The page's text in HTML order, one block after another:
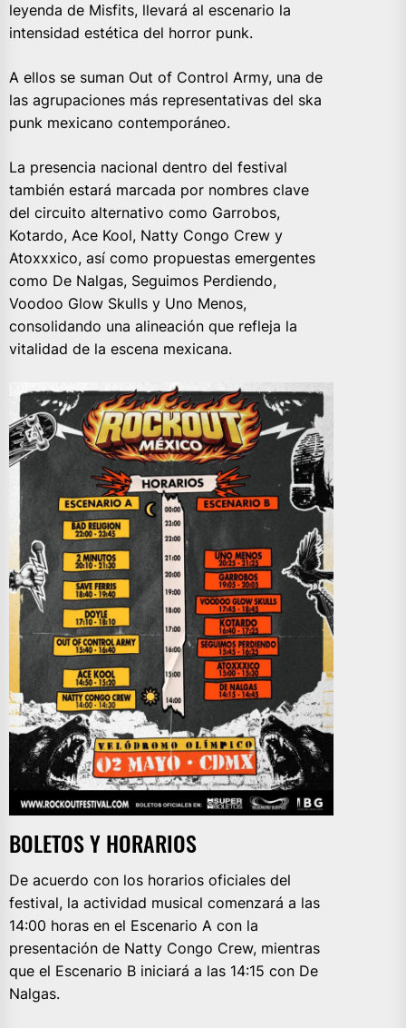
leyenda de Misfits, llevará al escenario la
intensidad estética del horror punk.
A ellos se suman Out of Control Army, una de
las agrupaciones más representativas del ska
punk mexicano contemporáneo.
La presencia nacional dentro del festival
también estará marcada por nombres clave
del circuito alternativo como Garrobos,
Kotardo, Ace Kool, Natty Congo Crew y
Atoxxxico, así como propuestas emergentes
como De Nalgas, Seguimos Perdiendo,
Voodoo Glow Skulls y Uno Menos,
consolidando una alineación que refleja la
vitalidad de la escena mexicana.
BOLETOS Y HORARIOS
De acuerdo con los horarios oficiales del
festival, la actividad musical comenzará a las
14:00 horas en el Escenario A con la
presentación de Natty Congo Crew, mientras
que el Escenario B iniciará a las 14:15 con De
Nalgas.